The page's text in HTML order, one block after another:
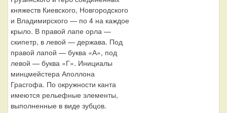
княжеств Киевского, Новгородского
и Владимирского — по 4 на каждое
крыло. В правой лапе орла —
скипетр, в левой — держава. Под
правой лапой — буква «А», под
левой — буква «Г». Инициалы
минцмейстера Аполлона
Грасгофа. По окружности канта
имеются рельефные элементы,
выполненные в виде зубцов.